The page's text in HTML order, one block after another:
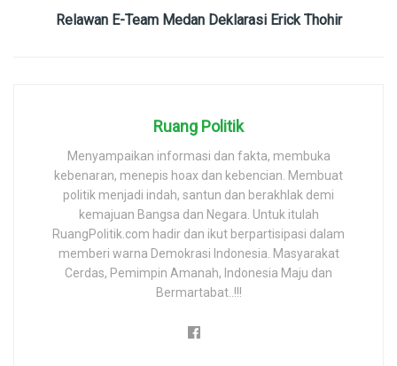
Relawan E-Team Medan Deklarasi Erick Thohir
Ruang Politik
Menyampaikan informasi dan fakta, membuka
kebenaran, menepis hoax dan kebencian. Membuat
politik menjadi indah, santun dan berakhlak demi
kemajuan Bangsa dan Negara. Untuk itulah
RuangPolitik.com hadir dan ikut berpartisipasi dalam
memberi warna Demokrasi Indonesia. Masyarakat
Cerdas, Pemimpin Amanah, Indonesia Maju dan
Bermartabat..!!!